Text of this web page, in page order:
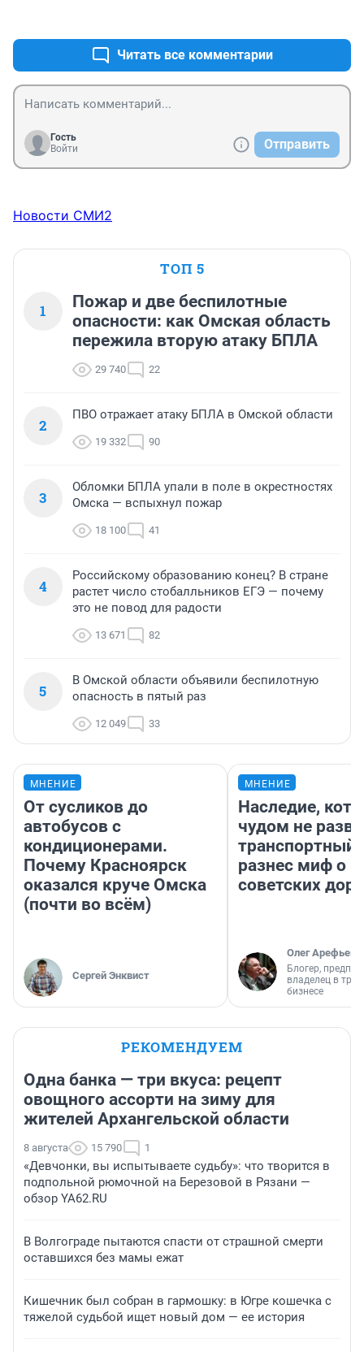
Читать все комментарии
Гость
Войти
Отправить
Новости СМИ2
ТОП 5
1
Пожар и две беспилотные
опасности: как Омская область
пережила вторую атаку БПЛА
29 740 22
2
ПВО отражает атаку БПЛА в Омской области
19 332 90
3
Обломки БПЛА упали в поле в окрестностях
Омска — вспыхнул пожар
18 100 41
4
Российскому образованию конец? В стране
растет число стобалльников ЕГЭ — почему
это не повод для радости
13 671 82
5
В Омской области объявили беспилотную
опасность в пятый раз
12 049 33
МНЕНИЕ
От сусликов до
автобусов с
кондиционерами.
Почему Красноярск
оказался круче Омска
(почти во всём)
Сергей Энквист
МНЕНИЕ
Наследие,
чудом не
транспортный
разнес миф о
советских
Олег Арефьев
Блогер,
владелец в
бизнесе
РЕКОМЕНДУЕМ
Одна банка — три вкуса: рецепт
овощного ассорти на зиму для
жителей Архангельской области
8 августа 15 790 1
«Девчонки, вы испытываете судьбу»: что творится в
подпольной рюмочной на Березовой в Рязани —
обзор YA62.RU
В Волгограде пытаются спасти от страшной смерти
оставшихся без мамы ежат
Кишечник был собран в гармошку: в Югре кошечка с
тяжелой судьбой ищет новый дом — ее история